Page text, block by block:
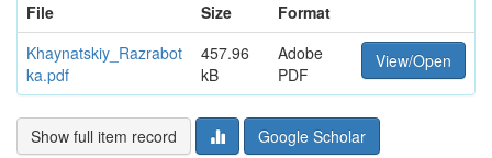
File
Size
Format
Khaynatskiy_Razrabot
ka.pdf
457.96
kB
Adobe
PDF
View/Open
Show full item record Google Scholar